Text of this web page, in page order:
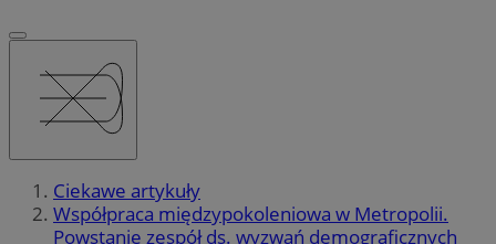
Ciekawe artykuły
Współpraca międzypokoleniowa w Metropolii.
Powstanie zespół ds. wyzwań demograficznych